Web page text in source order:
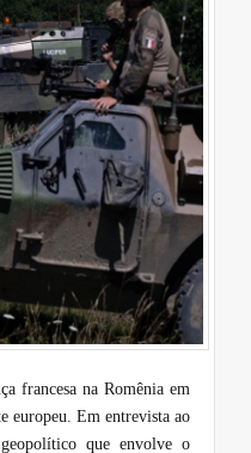
francesa na Romênia em
europeu. Em entrevista ao
que envolve o